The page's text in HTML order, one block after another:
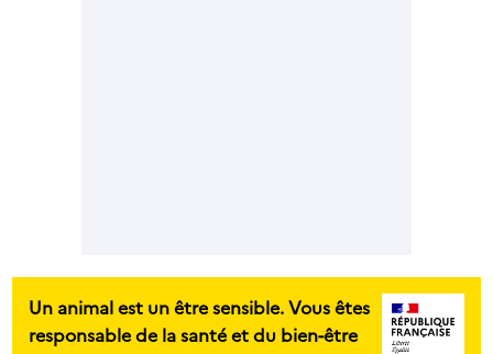
Un animal est un être sensible. Vous êtes
responsable de la santé et du bien-être